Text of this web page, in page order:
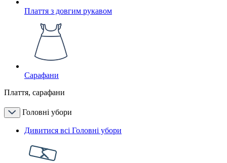
Плаття з довгим рукавом
Сарафани
Плаття, сарафани
Головні убори
Дивитися всі Головні убори